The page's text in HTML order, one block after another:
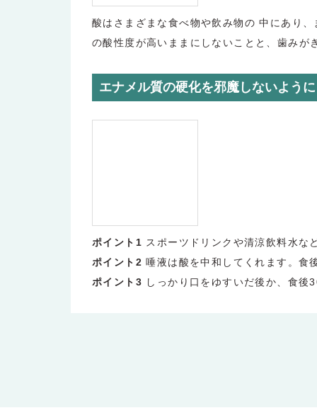
酸はさまざまな食べ物や飲み物の 中にあり
の酸性度が高いままにしないことと、歯みが
エナメル質の硬化を邪魔しないよう
ポイント1 スポーツドリンクや清涼飲料水な
ポイント2 唾液は酸を中和してくれます。食
ポイント3 しっかり口をゆすいだ後か、食後